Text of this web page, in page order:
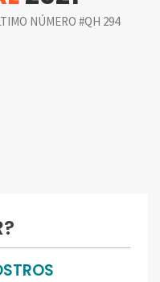
NÚMERO #QH 294